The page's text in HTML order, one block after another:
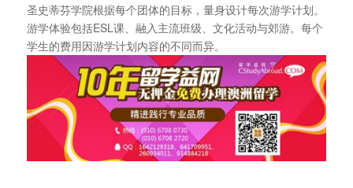
圣史蒂芬学院根据每个团体的目标，量身设计每次游学计划。
游学体验包括ESL课、融入主流班级、文化活动与郊游。每个
学生的费用因游学计划内容的不同而异。